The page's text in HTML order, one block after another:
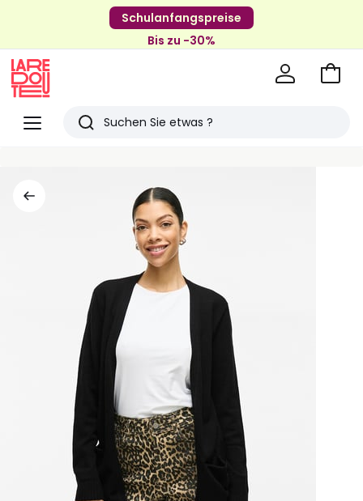
Schulanfangspreise
Bis zu -30%
Menü
Redoute
Suchen
Zum